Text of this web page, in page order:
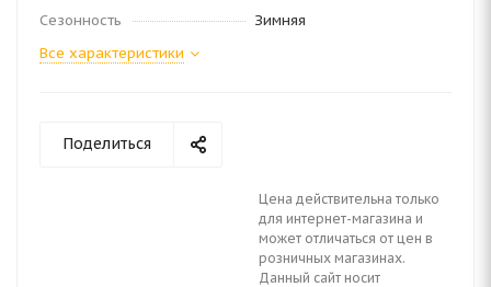
Сезонность
Зимняя
Все характеристики
Поделиться
Цена действительна только
для интернет-магазина и
может отличаться от цен в
розничных магазинах.
Данный сайт носит